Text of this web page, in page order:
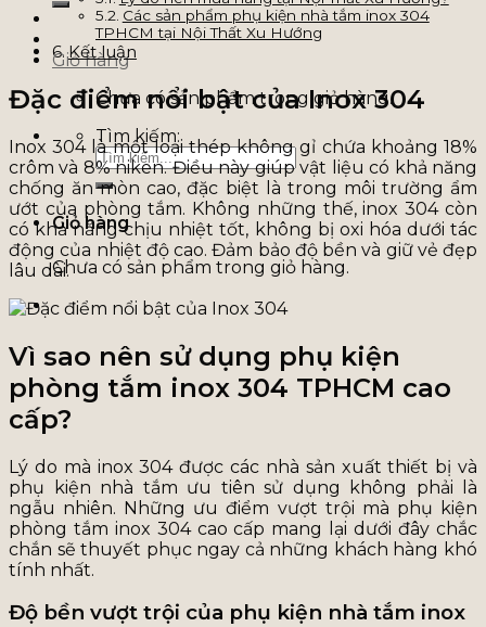
Giỏ hàng
Chưa có sản phẩm trong giỏ hàng.
Tìm kiếm:
Giỏ hàng
Chưa có sản phẩm trong giỏ hàng.
Các sản phẩm phụ kiện nhà tắm inox 304
TPHCM tại Nội Thất Xu Hướng
Kết luận
Đặc điểm nổi bật của Inox 304
Inox 304 là một loại thép không gỉ chứa khoảng 18%
crôm và 8% niken. Điều này giúp vật liệu có khả năng
chống ăn mòn cao, đặc biệt là trong môi trường ẩm
ướt của phòng tắm. Không những thế, inox 304 còn
có khả năng chịu nhiệt tốt, không bị oxi hóa dưới tác
động của nhiệt độ cao. Đảm bảo độ bền và giữ vẻ đẹp
lâu dài.
Vì sao nên sử dụng phụ kiện
phòng tắm inox 304 TPHCM cao
cấp?
Lý do mà inox 304 được các nhà sản xuất thiết bị và
phụ kiện nhà tắm ưu tiên sử dụng không phải là
ngẫu nhiên. Những ưu điểm vượt trội mà phụ kiện
phòng tắm inox 304 cao cấp mang lại dưới đây chắc
chắn sẽ thuyết phục ngay cả những khách hàng khó
tính nhất.
Độ bền vượt trội của phụ kiện nhà tắm inox